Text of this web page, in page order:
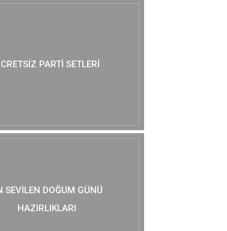
PARTI SETLERI
SEVILEN DOĞUM GÜNÜ
HAZIRLIKLARI